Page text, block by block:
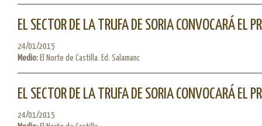
EL SECTOR DE LA TRUFA DE SORIA CONVOCARÁ EL
24/01/2015
Medio:El Norte de Castilla. Ed. Salamanc
EL SECTOR DE LA TRUFA DE SORIA CONVOCARÁ EL
24/01/2015